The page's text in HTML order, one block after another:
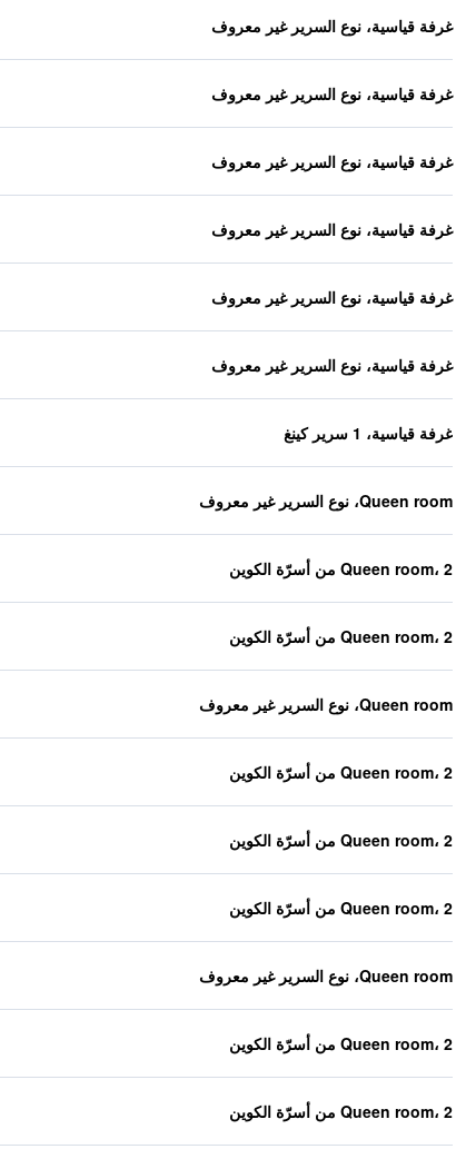
غرفة قياسية، نوع السرير غير معروف
غرفة قياسية، نوع السرير غير معروف
غرفة قياسية، نوع السرير غير معروف
غرفة قياسية، نوع السرير غير معروف
غرفة قياسية، نوع السرير غير معروف
غرفة قياسية، نوع السرير غير معروف
غرفة قياسية، 1 سرير كينغ
Queen room، نوع السرير غير معروف
Queen room، 2 من أسرّة الكوين
Queen room، 2 من أسرّة الكوين
Queen room، نوع السرير غير معروف
Queen room، 2 من أسرّة الكوين
Queen room، 2 من أسرّة الكوين
Queen room، 2 من أسرّة الكوين
Queen room، نوع السرير غير معروف
Queen room، 2 من أسرّة الكوين
Queen room، 2 من أسرّة الكوين